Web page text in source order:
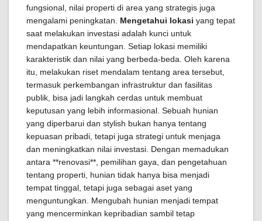
fungsional, nilai properti di area yang strategis juga
mengalami peningkatan. Mengetahui lokasi yang tepat
saat melakukan investasi adalah kunci untuk
mendapatkan keuntungan. Setiap lokasi memiliki
karakteristik dan nilai yang berbeda-beda. Oleh karena
itu, melakukan riset mendalam tentang area tersebut,
termasuk perkembangan infrastruktur dan fasilitas
publik, bisa jadi langkah cerdas untuk membuat
keputusan yang lebih informasional. Sebuah hunian
yang diperbarui dan stylish bukan hanya tentang
kepuasan pribadi, tetapi juga strategi untuk menjaga
dan meningkatkan nilai investasi. Dengan memadukan
antara **renovasi**, pemilihan gaya, dan pengetahuan
tentang properti, hunian tidak hanya bisa menjadi
tempat tinggal, tetapi juga sebagai aset yang
menguntungkan. Mengubah hunian menjadi tempat
yang mencerminkan kepribadian sambil tetap